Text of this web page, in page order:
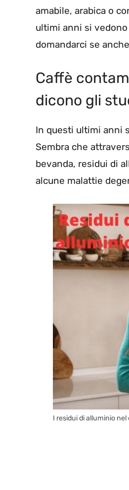
amabile, arabica o
ultimi anni si
domandarci se
Caffè
dicono gli
In questi ultimi anni
Sembra che
bevanda, residui di
alcune malattie
I residui di alluminio